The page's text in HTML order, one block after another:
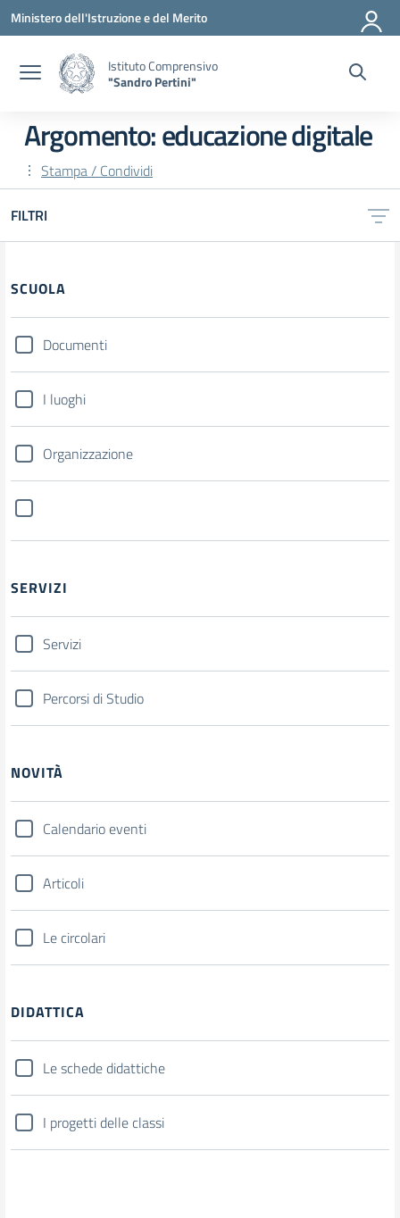
Vai ai contenuti
Vai al menu di navigazione
Vai al footer
Ministero dell'Istruzione e del Merito
Istituto Comprensivo
"Sandro Pertini"
Argomento: educazione digitale
Stampa / Condividi
FILTRI
SCUOLA
Documenti
I luoghi
Organizzazione
SERVIZI
Servizi
Percorsi di Studio
NOVITÀ
Calendario eventi
Articoli
Le circolari
DIDATTICA
Le schede didattiche
I progetti delle classi